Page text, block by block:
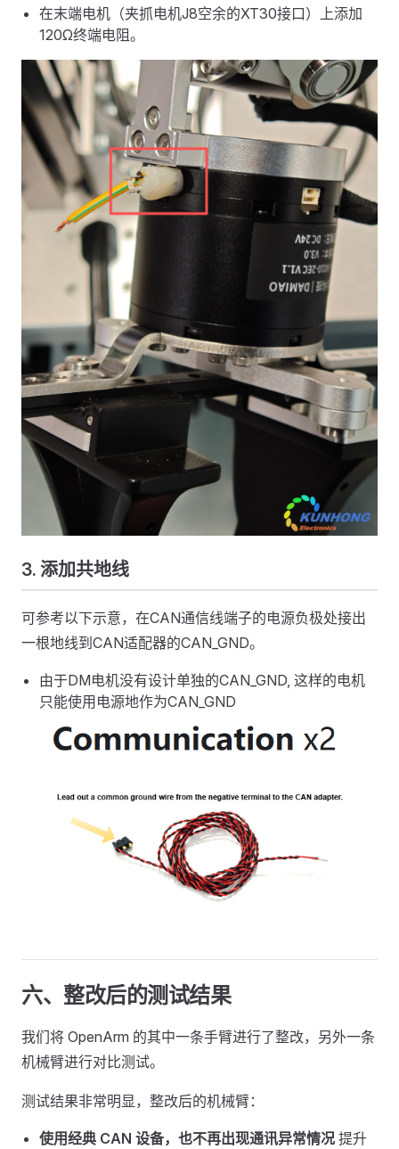
在末端电机（夹抓电机J8空余的XT30接口）上添加
120Ω终端电阻。
3. 添加共地线
可参考以下示意，在CAN通信线端子的电源负极处接出
一根地线到CAN适配器的CAN_GND。
由于DM电机没有设计单独的CAN_GND, 这样的电机
只能使用电源地作为CAN_GND
六、整改后的测试结果
我们将 OpenArm 的其中一条手臂进行了整改，另外一条
机械臂进行对比测试。
测试结果非常明显，整改后的机械臂：
使用经典 CAN 设备，也不再出现通讯异常情况 提升